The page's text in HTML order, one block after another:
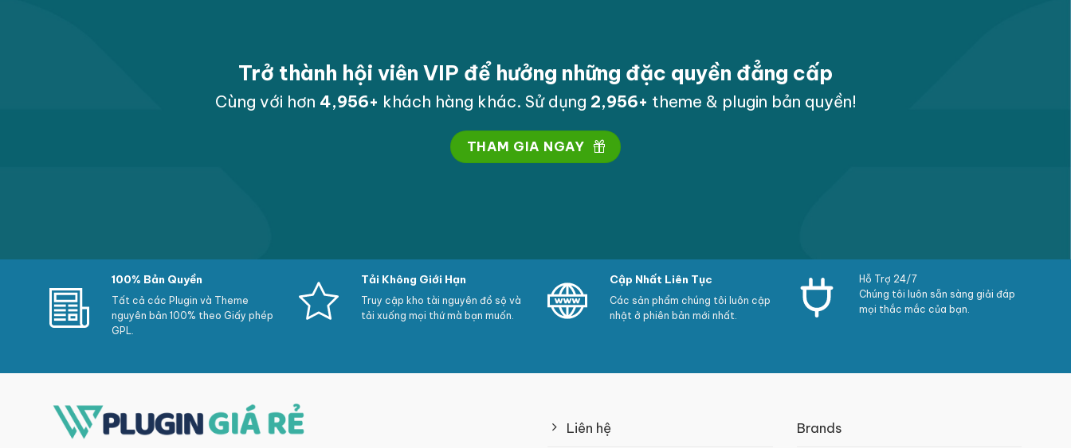
Trở thành hội viên VIP để hưởng những đặc quyền đẳng cấp
Cùng với hơn 4,998+ khách hàng khác. Sử dụng 2,998+ theme & plugin bản quyền!
THAM GIA NGAY
100% Bản Quyền
Tất cả các Plugin và Theme
nguyên bản 100% theo Giấy phép
GPL.
Tải Không Giới Hạn
Truy cập kho tài nguyên đồ sộ và
tải xuống mọi thứ mà bạn muốn.
Cập Nhất Liên Tục
Các sản phẩm chúng tôi luôn cập
nhật ở phiên bản mới nhất.
Hỗ Trợ 24/7
Chúng tôi luôn sẵn sàng giải đáp
mọi thắc mắc của bạn.
Liên hệ Brands